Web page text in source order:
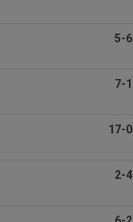
5-6
7-1
17-0
2-4